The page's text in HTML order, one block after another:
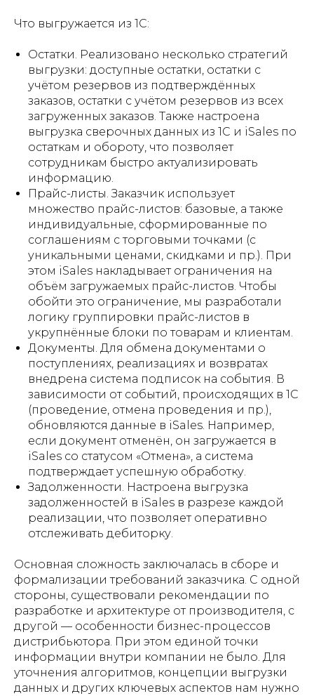
Что выгружается из 1С:
Остатки. Реализовано несколько стратегий
выгрузки: доступные остатки, остатки с
учётом резервов из подтверждённых
заказов, остатки с учётом резервов из всех
загруженных заказов. Также настроена
выгрузка сверочных данных из 1С и iSales по
остаткам и обороту, что позволяет
сотрудникам быстро актуализировать
информацию.
Прайс-листы. Заказчик использует
множество прайс-листов: базовые, а также
индивидуальные, сформированные по
соглашениям с торговыми точками (с
уникальными ценами, скидками и пр.). При
этом iSales накладывает ограничения на
объём загружаемых прайс-листов. Чтобы
обойти это ограничение, мы разработали
логику группировки прайс-листов в
укрупнённые блоки по товарам и клиентам.
Документы. Для обмена документами о
поступлениях, реализациях и возвратах
внедрена система подписок на события. В
зависимости от событий, происходящих в 1С
(проведение, отмена проведения и пр.),
обновляются данные в iSales. Например,
если документ отменён, он загружается в
iSales со статусом «Отмена», а система
подтверждает успешную обработку.
Задолженности. Настроена выгрузка
задолженностей в iSales в разрезе каждой
реализации, что позволяет оперативно
отслеживать дебиторку.
Основная сложность заключалась в сборе и
формализации требований заказчика. С одной
стороны, существовали рекомендации по
разработке и архитектуре от производителя, с
другой — особенности бизнес-процессов
дистрибьютора. При этом единой точки
информации внутри компании не было. Для
уточнения алгоритмов, концепции выгрузки
данных и других ключевых аспектов нам нужно